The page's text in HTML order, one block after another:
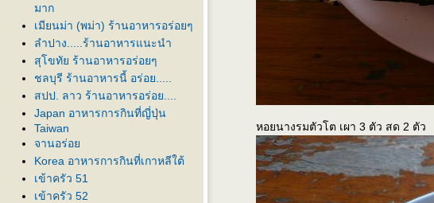
มาก
เมียนม่า (พม่า) ร้านอาหารอร่อยๆ
ลำปาง.....ร้านอาหารแนะนำ
สุโขทัย ร้านอาหารอร่อยๆ
ชลบุรี ร้านอาหารนี้ อร่อย.....
สปป. ลาว ร้านอาหารอร่อย....
Japan อาหารการกินที่ญี่ปุ่น
Taiwan
จานอร่อ
Korea อาหารการกินที่เกาหลีใต้
เข้าครัว 51
เข้าครัว 52
หอยนางรมตัวโต เผา 3 ตัว สด 2 ตัว